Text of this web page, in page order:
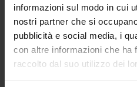
informazioni sul modo in cui
nostri partner che si
pubblicità e social media, i
con altre informazioni che ha
raccolto dal suo utilizzo dei
Linea oro
Tenda Confezionata
17,90 € Da 15,00€
Colori disponibili
Multicolore